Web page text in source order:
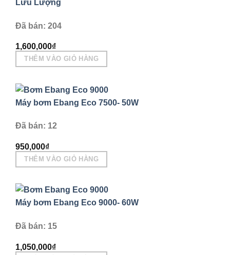
Lưu Lượng
Đã bán: 204
1,600,000₫
THÊM VÀO GIỎ HÀNG
Máy bơm Ebang Eco 7500- 50W
Đã bán: 12
950,000₫
THÊM VÀO GIỎ HÀNG
Máy bơm Ebang Eco 9000- 60W
Đã bán: 15
1,050,000₫